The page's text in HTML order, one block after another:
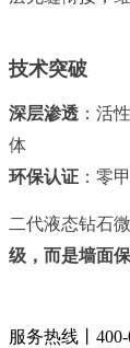
技术突破
深层渗透 ：活
体
环保认证 ：零
二代液态钻石
级，而是墙面
服务热线丨